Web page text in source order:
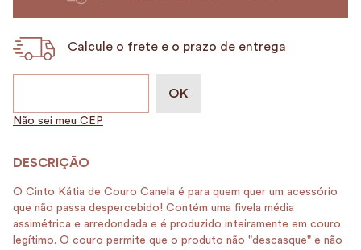
Calcule o frete e o prazo de entrega
Não sei meu CEP
O Cinto Kátia de Couro Canela é para quem quer um acessório
que não passa despercebido! Contém uma fivela média
assimétrica e arredondada e é produzido inteiramente em couro
legítimo. O couro permite que o produto não "descasque" e não